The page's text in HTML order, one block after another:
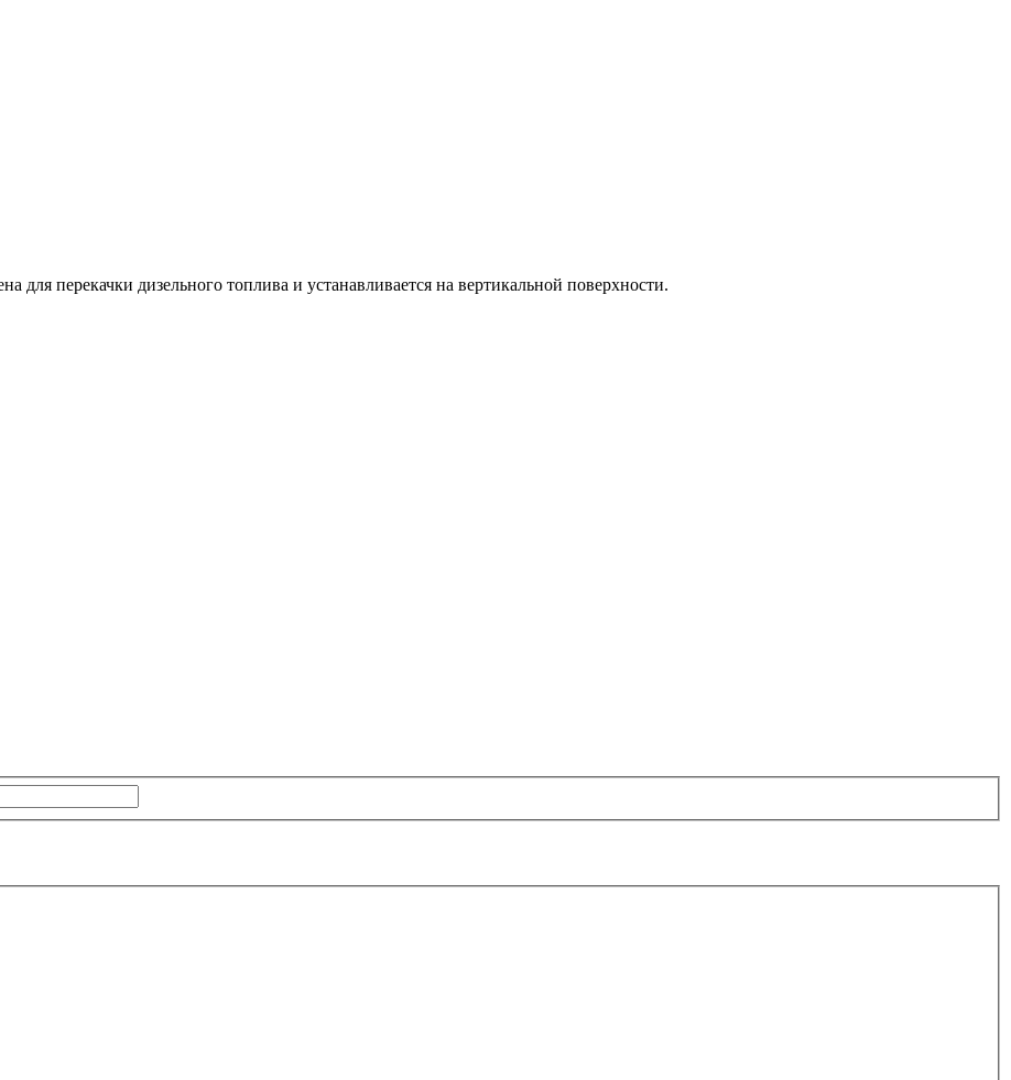
для перекачки дизельного топлива и устанавливается на вертикальной поверхности.